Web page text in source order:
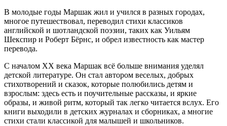
В молодые годы Маршак жил и учился в разных городах,
многое путешествовал, переводил стихи классиков
английской и шотландской поэзии, таких как Уильям
Шекспир и Роберт Бёрнс, и обрел известность как мастер
перевода.
С началом XX века Маршак всё больше внимания уделял
детской литературе. Он стал автором веселых, добрых
стихотворений и сказок, которые полюбились детям и
взрослым: здесь есть и поучительные рассказы, и яркие
образы, и живой ритм, который так легко читается вслух. Его
книги выходили в детских журналах и сборниках, а многие
стихи стали классикой для малышей и школьников.